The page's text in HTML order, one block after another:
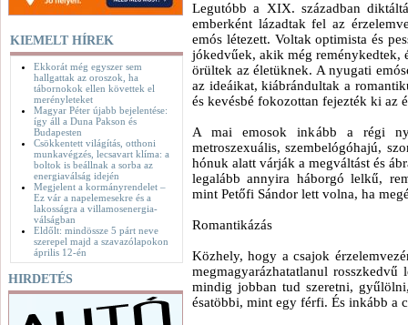
KIEMELT HÍREK
Ekkorát még egyszer sem
hallgattak az oroszok, ha
tábornokok ellen követtek el
merényleteket
Magyar Péter újabb bejelentése:
így áll a Duna Pakson és
Budapesten
Csökkentett világítás, otthoni
munkavégzés, lecsavart klíma: a
boltok is beállnak a sorba az
energiaválság idején
Megjelent a kormányrendelet –
Ez vár a napelemesekre és a
lakosságra a villamosenergia-
válságban
Eldőlt: mindössze 5 párt neve
szerepel majd a szavazólapokon
április 12-én
HIRDETÉS
Legutóbb a XIX. században
emberként lázadtak fel az
emós létezett. Voltak optimista és
jókedvűek, akik még reménykedtek,
örültek az életüknek. A nyugati
az ideáikat, kiábrándultak a
és kevésbé fokozottan fejezték ki az
A mai emosok inkább a régi
metroszexuális, szembelógóhajú,
hónuk alatt várják a megváltást és
legalább annyira háborgó lelkű,
mint Petőfi Sándor lett volna, ha
Romantikázás
Közhely, hogy a csajok
megmagyarázhatatlanul
mindig jobban tud szeretni,
ésatöbbi, mint egy férfi. És inkább a